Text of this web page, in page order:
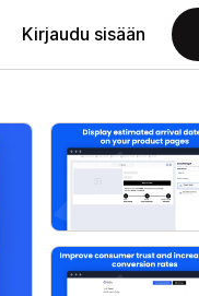
Kirjaudu sisään